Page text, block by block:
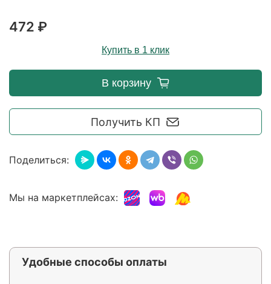
472 ₽
Купить в 1 клик
Получить КП
В корзину
Поделиться:
Мы на маркетплейсах:
Удобные способы оплаты